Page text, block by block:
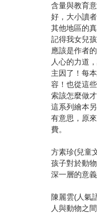
含量與教育
好，大小讀
其他地區的
記得我女兒
應該是作者
人心的力道
主因了！每
容！也從這
索該怎麼做
這系列繪本
有意思，原
費。
方素珍(兒童
孩子對於動
深一層的意義
陳麗雲(人氣
人與動物之